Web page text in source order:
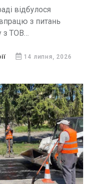
відбулося
з питань
з ТОВ
14 липня, 2026